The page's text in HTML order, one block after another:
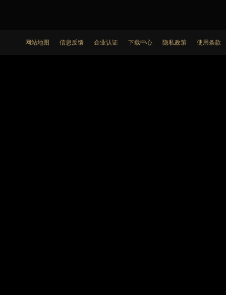
网站地图 信息反馈 企业认证 下载中心 隐私政策 使用条款